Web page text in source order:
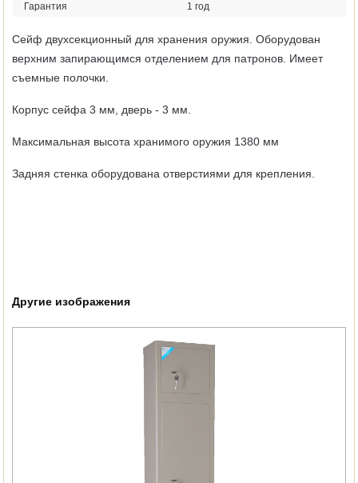
Гарантия
1 год
Сейф двухсекционный для хранения оружия. Оборудован
верхним запирающимся отделением для патронов. Имеет
съемные полочки.
Корпус сейфа 3 мм, дверь - 3 мм.
Максимальная высота хранимого оружия 1380 мм
Задняя стенка оборудована отверстиями для крепления.
Другие изображения